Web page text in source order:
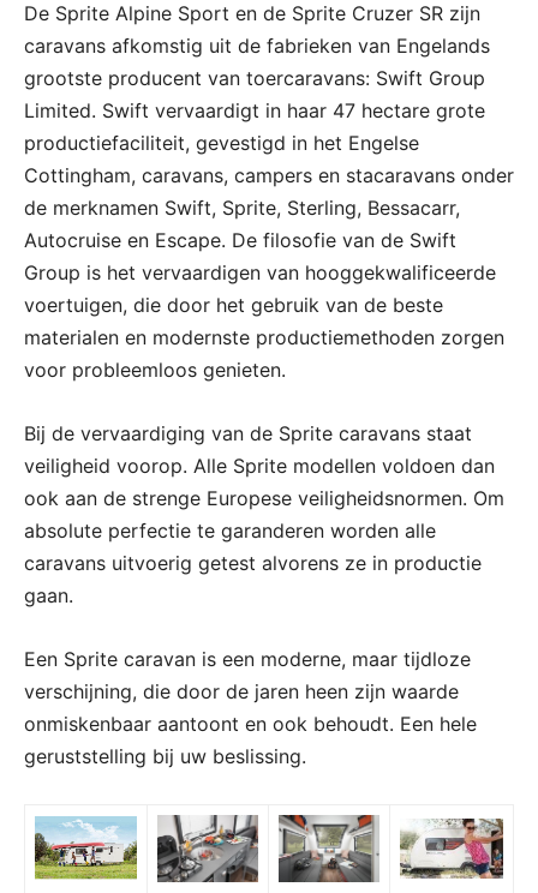
De Sprite Alpine Sport en de Sprite Cruzer SR zijn
caravans afkomstig uit de fabrieken van Engelands
grootste producent van toercaravans: Swift Group
Limited. Swift vervaardigt in haar 47 hectare grote
productiefaciliteit, gevestigd in het Engelse
Cottingham, caravans, campers en stacaravans onder
de merknamen Swift, Sprite, Sterling, Bessacarr,
Autocruise en Escape. De filosofie van de Swift
Group is het vervaardigen van hooggekwalificeerde
voertuigen, die door het gebruik van de beste
materialen en modernste productiemethoden zorgen
voor probleemloos genieten.
Bij de vervaardiging van de Sprite caravans staat
veiligheid voorop. Alle Sprite modellen voldoen dan
ook aan de strenge Europese veiligheidsnormen. Om
absolute perfectie te garanderen worden alle
caravans uitvoerig getest alvorens ze in productie
gaan.
Een Sprite caravan is een moderne, maar tijdloze
verschijning, die door de jaren heen zijn waarde
onmiskenbaar aantoont en ook behoudt. Een hele
geruststelling bij uw beslissing.